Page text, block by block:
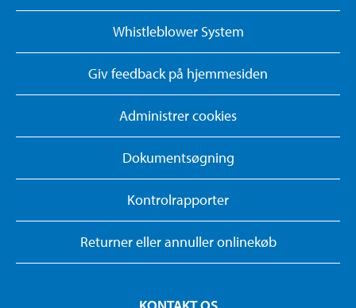
Whistleblower System
Giv feedback på hjemmesiden
Administrer cookies
Dokumentsøgning
Kontrolrapporter
Returner eller annuller onlinekøb